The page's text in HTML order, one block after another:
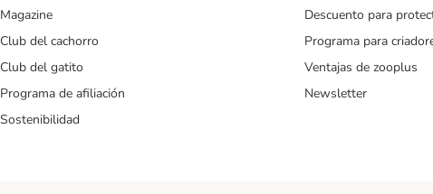
Magazine
Club del cachorro
Club del gatito
Programa de afiliación
Sostenibilidad
Descuento para
Programa para
Ventajas de zooplus
Newsletter